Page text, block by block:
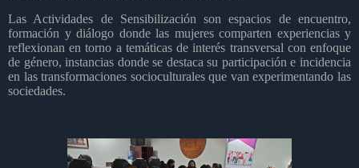
Las Actividades de Sensibilización son espacios de encuentro,
formación y diálogo donde las mujeres comparten experiencias y
reflexionan en torno a temáticas de interés transversal con enfoque
de género, instancias donde se destaca su participación e incidencia
en las transformaciones socioculturales que van experimentando las
sociedades.